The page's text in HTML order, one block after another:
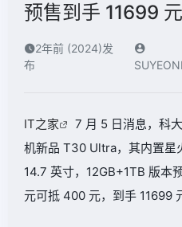
预售到手 11699 元
2年前 (2024)发
布
IT之家 7 月 5 日消息，科
机新品 T30 Ultra，其内置星
14.7 英寸，12GB+1TB 版本
元可抵 400 元，到手 11699